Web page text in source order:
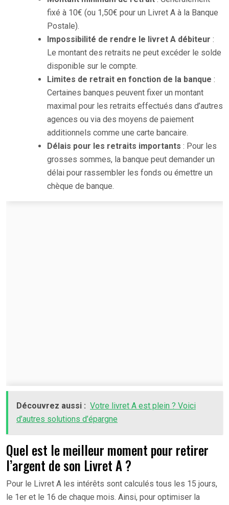
fixé à 10€ (ou 1,50€ pour un Livret A à la Banque
Postale).
Impossibilité de rendre le livret A débiteur :
Le montant des retraits ne peut excéder le solde
disponible sur le compte.
Limites de retrait en fonction de la banque :
Certaines banques peuvent fixer un montant
maximal pour les retraits effectués dans d’autres
agences ou via des moyens de paiement
additionnels comme une carte bancaire.
Délais pour les retraits importants : Pour les
grosses sommes, la banque peut demander un
délai pour rassembler les fonds ou émettre un
chèque de banque.
Découvrez aussi : Votre livret A est plein ? Voici
d’autres solutions d’épargne
Quel est le meilleur moment pour retirer
l’argent de son Livret A ?
Pour le Livret A les intérêts sont calculés tous les 15 jours,
le 1er et le 16 de chaque mois. Ainsi, pour optimiser la